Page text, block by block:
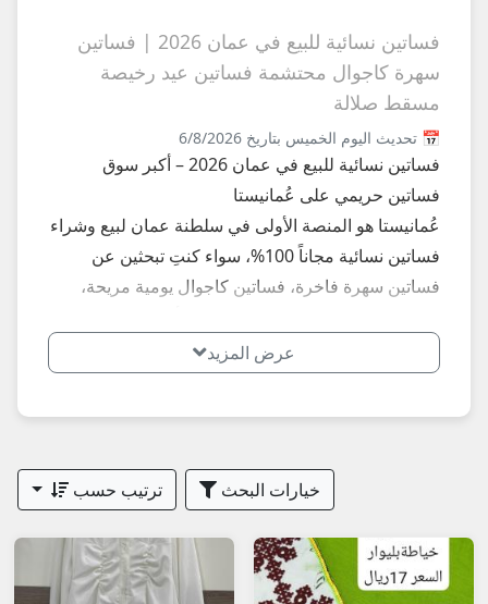
فساتين نسائية للبيع في عمان 2026 | فساتين
سهرة كاجوال محتشمة فساتين عيد رخيصة
مسقط صلالة
📅 تحديث اليوم الخميس بتاريخ 6/8/2026
فساتين نسائية للبيع في عمان 2026 – أكبر سوق
فساتين حريمي على عُمانيستا
عُمانيستا هو المنصة الأولى في سلطنة عمان لبيع وشراء
فساتين نسائية مجاناً 100%، سواء كنتِ تبحثين عن
فساتين سهرة فاخرة، فساتين كاجوال يومية مريحة،
فساتين ماكسي طويلة، أو فساتين زفاف/خطوبة. تجدين
هنا مئات الإعلانات المحدثة يومياً من بنات ونساء مباشرة
وكل الولايات – من فساتين تركية أو محلية رخيصة إلى
فساتين محجبات، فساتين دانتيل، وفساتين مطرزة.
النساء عمان 2026:
عرض المزيد
خيارات البحث ترتيب حسب